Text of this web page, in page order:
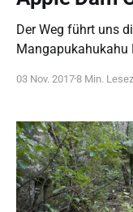
Der Weg führt uns
Mangapukahukahu
eine Pause - zum
03 Nov. 20178 Min.